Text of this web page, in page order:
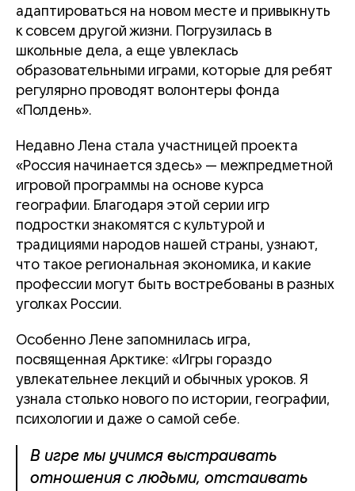
адаптироваться на новом месте и привыкнуть
к совсем другой жизни. Погрузилась в
школьные дела, а еще увлеклась
образовательными играми, которые для ребят
регулярно проводят волонтеры фонда
«Полдень».
Недавно Лена стала участницей проекта
«Россия начинается здесь» — межпредметной
игровой программы на основе курса
географии. Благодаря этой серии игр
подростки знакомятся с культурой и
традициями народов нашей страны, узнают,
что такое региональная экономика, и какие
профессии могут быть востребованы в разных
уголках России.
Особенно Лене запомнилась игра,
посвященная Арктике: «Игры гораздо
увлекательнее лекций и обычных уроков. Я
узнала столько нового по истории, географии,
психологии и даже о самой себе.
В игре мы учимся выстраивать
отношения с людьми, отстаивать